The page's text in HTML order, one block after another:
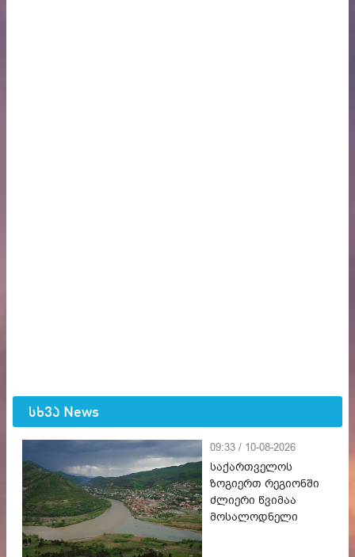
სხვა News
09:33 / 10-08-2026
საქართველოს
ზოგიერთ რეგიონში
ძლიერი წვიმაა
მოსალოდნელი